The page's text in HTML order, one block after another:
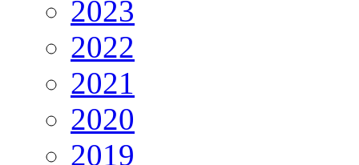
2023
2022
2021
2020
2019